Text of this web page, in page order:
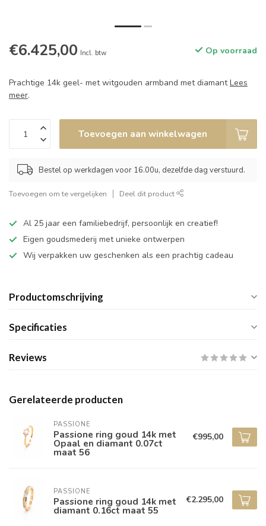
€6.425,00 Incl. btw Op voorraad
Prachtige 14k geel- met witgouden armband met diamantLees
meer.
Toevoegen aan winkelwagen
Bestel op werkdagen voor 16.00u, dezelfde dag verstuurd.
Toevoegen om te vergelijken Deel dit product
Al 25 jaar een familiebedrijf, persoonlijk en creatief!
Eigen goudsmederij met unieke ontwerpen
Wij verpakken uw geschenken als een prachtig cadeau
Productomschrijving
Specificaties
Reviews
Gerelateerde producten
PASSIONE
Passione ring goud 14k met
Opaal en diamant 0.07ct
maat 56
€995,00
PASSIONE
Passione ring goud 14k met
diamant 0.16ct maat 55
€2.295,00